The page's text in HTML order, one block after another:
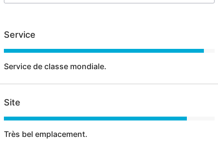
Service
Service de classe mondiale.
Site
Très bel emplacement.